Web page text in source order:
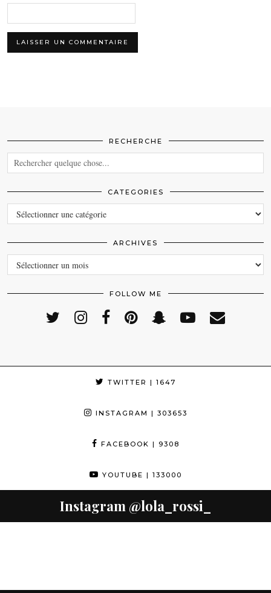
RECHERCHE
CATEGORIES
CATEGORIES
ARCHIVES
ARCHIVES
FOLLOW ME
TWITTER | 1647
INSTAGRAM | 303653
FACEBOOK | 9308
YOUTUBE | 133000
Instagram @lola_rossi_